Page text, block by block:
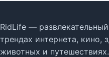
RidLife —
трендах интернета, кино,
животных и